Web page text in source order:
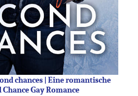
chances | Eine romantische
Chance Gay Romance